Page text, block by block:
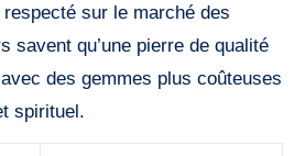
sur le marché des
savent qu’une pierre de qualité
des gemmes plus coûteuses
spirituel.